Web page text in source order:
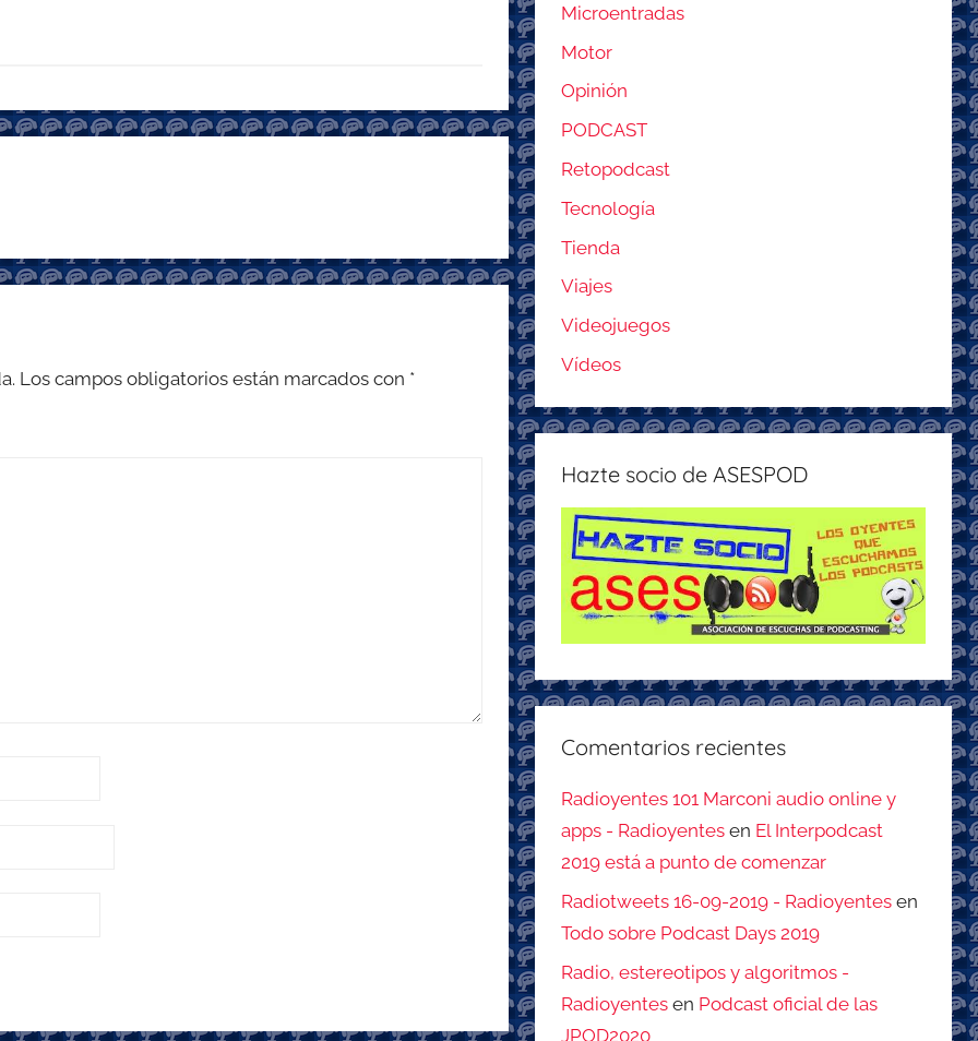
Los campos obligatorios están marcados con *
Microentradas
Motor
Opinión
PODCAST
Retopodcast
Tecnología
Tienda
Viajes
Videojuegos
Vídeos
Hazte socio de ASESPOD
Comentarios recientes
Radioyentes 101 Marconi audio online y
apps - Radioyentes en El Interpodcast
2019 está a punto de comenzar
Radiotweets 16-09-2019 - Radioyentes en
Todo sobre Podcast Days 2019
Radio, estereotipos y algoritmos -
Radioyentes en Podcast oficial de las
JPOD2020